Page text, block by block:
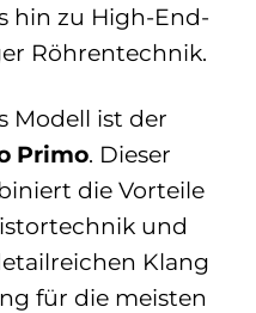
hin zu High-End-
Röhrentechnik.
Modell ist der
Primo. Dieser
die Vorteile
und
Klang
für die meisten